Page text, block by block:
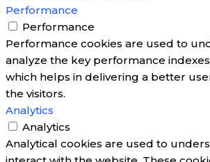
Performance
Performance
Performance cookies are used to
analyze the key performance
which helps in delivering a better
the visitors.
Analytics
Analytics
Analytical cookies are used to